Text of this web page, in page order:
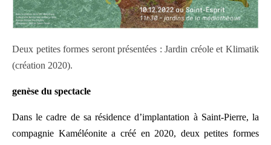
Deux petites formes seront présentées : Jardin créole et Klimatik
(création 2020).
genèse du spectacle
Dans le cadre de sa résidence d’implantation à Saint-Pierre, la
compagnie Kaméléonite a créé en 2020, deux petites formes